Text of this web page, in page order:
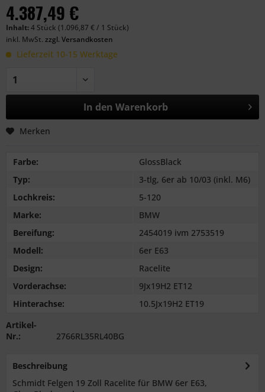
4.387,49 €
Inhalt:4 Stück (1.096,87 € / 1 Stück)
inkl. MwSt. zzgl. Versandkosten
Lieferzeit 10-15 Werktage
In den Warenkorb
Merken
Farbe:
GlossBlack
Typ:
3-tlg, 6er ab 10/03 (inkl. M6)
Lochkreis:
5-120
Marke:
BMW
Bereifung:
2454019 ivm 2753519
Modell:
6er E63
Design:
Racelite
Vorderachse:
9Jx19H2 ET12
Hinterachse:
10.5Jx19H2 ET19
Artikel-
Nr.:
2766RL35RL40BG
Beschreibung
Schmidt Felgen 19 Zoll Racelite für BMW 6er E63,